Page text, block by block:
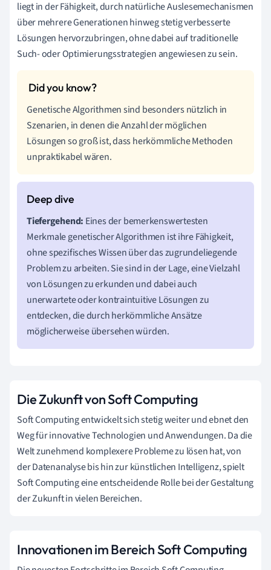
liegt in der Fähigkeit, durch natürliche Auslesemechanismen
über mehrere Generationen hinweg stetig verbesserte
Lösungen hervorzubringen, ohne dabei auf traditionelle
Such- oder Optimierungsstrategien angewiesen zu sein.
Genetische Algorithmen sind besonders nützlich in
Szenarien, in denen die Anzahl der möglichen
Lösungen so groß ist, dass herkömmliche Methoden
unpraktikabel wären.
Tiefergehend: Eines der bemerkenswertesten
Merkmale genetischer Algorithmen ist ihre Fähigkeit,
ohne spezifisches Wissen über das zugrundeliegende
Problem zu arbeiten. Sie sind in der Lage, eine Vielzahl
von Lösungen zu erkunden und dabei auch
unerwartete oder kontraintuitive Lösungen zu
entdecken, die durch herkömmliche Ansätze
möglicherweise übersehen würden.
Die Zukunft von Soft Computing
Soft Computing entwickelt sich stetig weiter und ebnet den
Weg für innovative Technologien und Anwendungen. Da die
Welt zunehmend komplexere Probleme zu lösen hat, von
der Datenanalyse bis hin zur künstlichen Intelligenz, spielt
Soft Computing eine entscheidende Rolle bei der Gestaltung
der Zukunft in vielen Bereichen.
Innovationen im Bereich Soft Computing